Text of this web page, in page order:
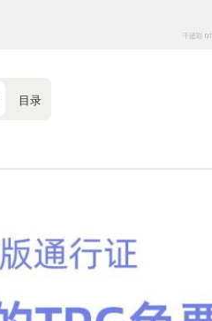
目录